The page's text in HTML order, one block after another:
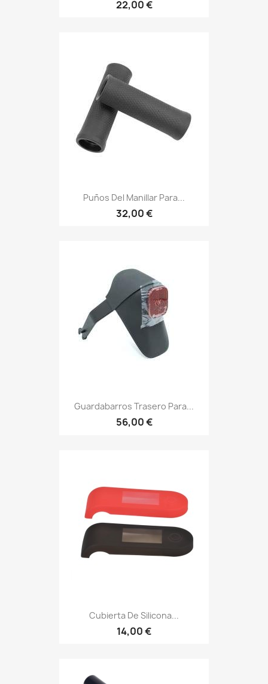
22,00 €
Puños Del Manillar Para...
32,00 €
Guardabarros Trasero Para...
56,00 €
Cubierta De Silicona...
14,00 €